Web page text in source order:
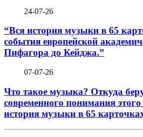
24-07-26
“Вся история музыки в 65
события европейской
Пифагора до Кейджа.”
07-07-26
Что такое музыка? Откуда
современного понимания этого
история музыки в 65